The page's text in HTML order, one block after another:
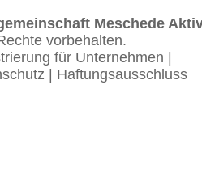
Meschede
vorbehalten.
für Unternehmen
Haftungsausschluss